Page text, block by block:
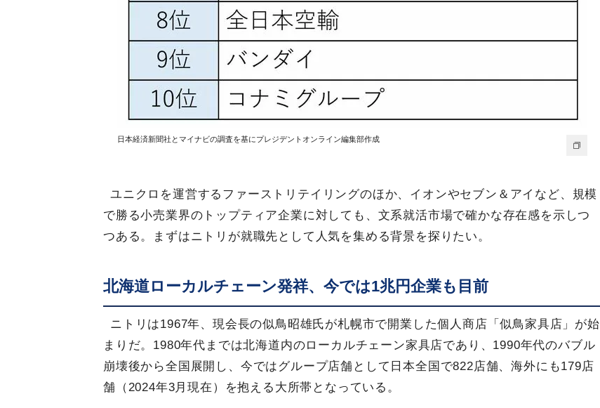
日本経済新聞社とマイナビの調査を基にプレジデントオンライン編集部作成
ユニクロを運営するファーストリテイリングのほか、イオンやセブン＆アイなど、規模
で勝る小売業界のトップティア企業に対しても、文系就活市場で確かな存在感を示しつ
つある。まずはニトリが就職先として人気を集める背景を探りたい。
北海道ローカルチェーン発祥、今では1兆円企業も目前
ニトリは1967年、現会長の似鳥昭雄氏が札幌市で開業した個人商店「似鳥家具店」が始
まりだ。1980年代までは北海道内のローカルチェーン家具店であり、1990年代のバブル
崩壊後から全国展開し、今ではグループ店舗として日本全国で822店舗、海外にも179店
舗（2024年3月現在）を抱える大所帯となっている。